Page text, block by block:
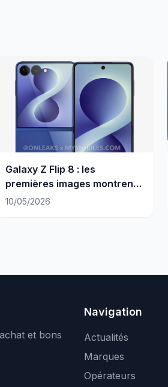
Galaxy Z Flip 8 : les
premières images montrent
un design quasi-identique
10/05/2026
et bons
Navigation
Actualités
Marques
Opérateurs